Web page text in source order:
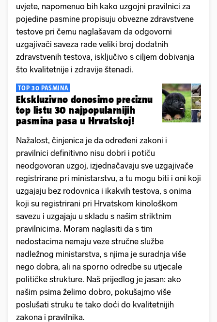
uvjete, napomenuo bih kako uzgojni pravilnici za
pojedine pasmine propisuju obvezne zdravstvene
testove pri čemu naglašavam da odgovorni
uzgajivači saveza rade veliki broj dodatnih
zdravstvenih testova, isključivo s ciljem dobivanja
što kvalitetnije i zdravije štenadi.
TOP 30 PASMINA
Ekskluzivno donosimo preciznu
top listu 30 najpopularnijih
pasmina pasa u Hrvatskoj!
Nažalost, činjenica je da određeni zakoni i
pravilnici definitivno nisu dobri i potiču
neodgovoran uzgoj, izjednačavaju sve uzgajivače
registrirane pri ministarstvu, a tu mogu biti i oni koji
uzgajaju bez rodovnica i ikakvih testova, s onima
koji su registrirani pri Hrvatskom kinološkom
savezu i uzgajaju u skladu s našim striktnim
pravilnicima. Moram naglasiti da s tim
nedostacima nemaju veze stručne službe
nadležnog ministarstva, s njima je suradnja više
nego dobra, ali na sporno odredbe su utjecale
političke strukture. Naš prijedlog je jasan: ako
našim psima želimo dobro, pokušajmo više
poslušati struku te tako doći do kvalitetnijih
zakona i pravilnika.